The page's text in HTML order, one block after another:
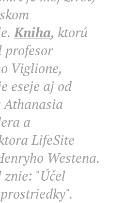
Kniha, ktorú
profesor
Viglione,
eseje aj od
Athanasia
a
LifeSite
Westena.
"Účel